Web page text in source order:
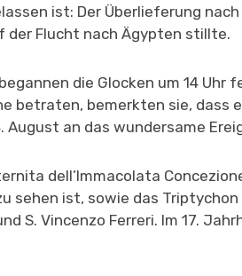
ist: Der Überlieferung
der Flucht nach Ägypten stillte.
die Glocken um 14 Uhr
betraten, bemerkten sie, dass
August an das wundersame
dell’Immacolata
sehen ist, sowie das
S. Vincenzo Ferreri. Im 17.